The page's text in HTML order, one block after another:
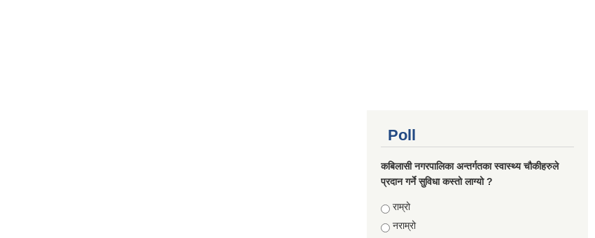
Poll
कबिलासी नगरपालिका अन्तर्गतका स्वास्थ्य चौकीहरुले
प्रदान गर्ने सुविधा कस्तो लाग्यो ?
Choices
राम्रो
नराम्रो